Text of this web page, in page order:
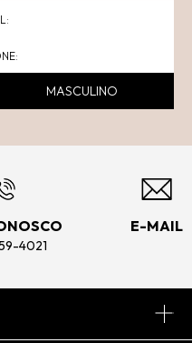
MASCULINO
4021
E-MAIL